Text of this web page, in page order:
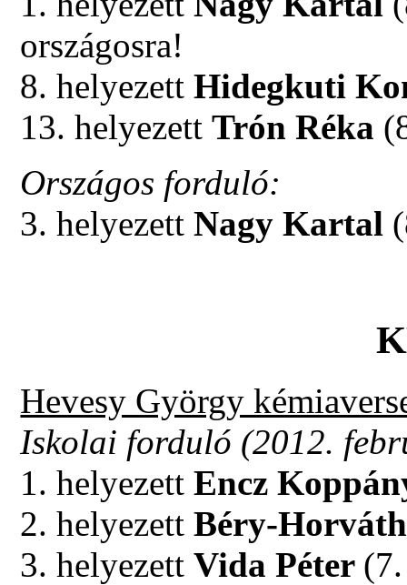
országosra!
8. helyezettHidegkuti
13. helyezettTrón Réka
Országos forduló:
3. helyezettNagy Kartal
Hevesy György
Iskolai forduló (2012.
1. helyezettEncz
2. helyezettBéry-
3. helyezettVida Péter